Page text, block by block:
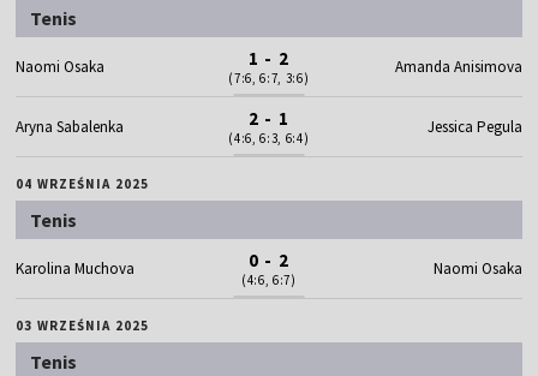
Tenis
Naomi Osaka 1 - 2
(7:6, 6:7, 3:6)
Amanda Anisimova
Aryna Sabalenka 2 - 1
(4:6, 6:3, 6:4)
Jessica Pegula
04 WRZEŚNIA 2025
Tenis
Karolina Muchova 0 - 2
(4:6, 6:7)
Naomi Osaka
03 WRZEŚNIA 2025
Tenis